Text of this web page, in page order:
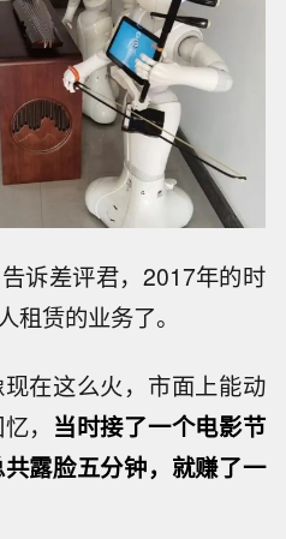
诉差评君，2017年的时
租赁的业务了。
在这么火，市面上能动
， 当时接了一个电影节
露脸五分钟，就赚了一